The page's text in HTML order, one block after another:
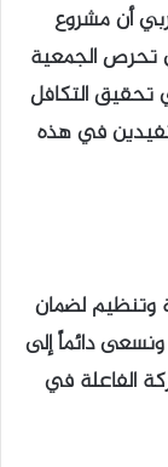
أن مشروع
تحرص الجمعية
تحقيق التكافل
في هذه
وتنظيم لضمان
دائماً إلى
الفاعلة في